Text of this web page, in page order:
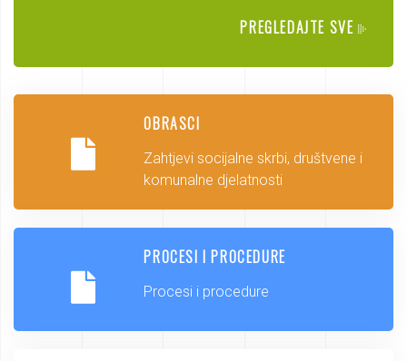
PREGLEDAJTE SVE
OBRASCI
Zahtjevi socijalne skrbi, društvene i
komunalne djelatnosti
PROCESI I PROCEDURE
Procesi i procedure